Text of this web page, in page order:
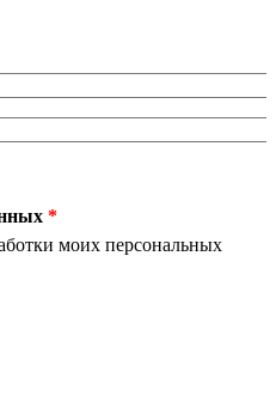
*
моих персональных